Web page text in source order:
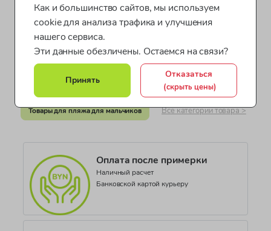
для мальчика
Страна производства
КНР (Китайская Народная Республика)
Документ о соответствии
ДЕАЭС № RU Д-GB.АБ87.В.01579/20
BABY ACCESSORIES
Показать все характеристики
Кепки для малышей Кепки для детей
Кепки для маленьких Кепки (бейсболки) для мальчиков
Товары для пляжа для мальчиков Все категории товара >
Оплата после примерки
Наличный расчет
Банковской картой курьеру
Как и большинство сайтов, мы используем
cookie для анализа трафика и улучшения
нашего сервиса.
Эти данные обезличены. Остаемся на связи?
Принять
Отказаться
(скрыть цены)